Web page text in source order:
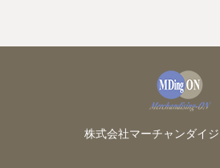
株式会社マーチャンダイ